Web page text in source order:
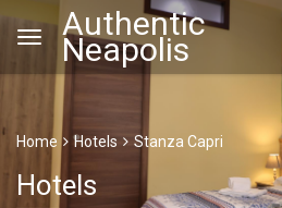
Authentic
Neapolis
Home Hotels Stanza Capri
Hotels